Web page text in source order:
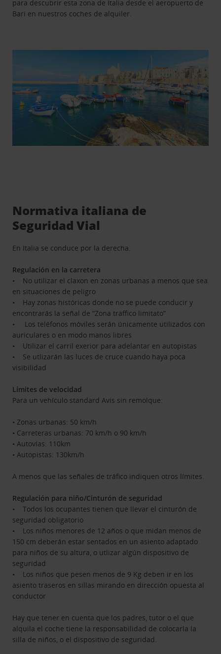
para descubrir esta zona de Italia desde el aeropuerto de
Bari en nuestros coches de alquiler.
Normativa italiana de
Seguridad Vial
En Italia se conduce por la derecha.
Regulación en la carretera
• No utilizar el claxon en zonas urbanas a menos que sea
en situaciones de peligro
• Hay zonas históricas donde no se puede conducir y
encontrarás la señal de “Zona traffico limitato”
• Los teléfonos móviles serán únicamente utilizados con
auriculares o en modo manos libres
• Utilizar el carril exerior para adelantar en autopistas
• Se utlizarán las luces de cruce cuando haya poca
visibilidad
Límites de velocidad
Para un vehículo standard Avis sin remolque:
• Zonas urbanas: 50 km/h
• Carreteras urbanas: 70 km/h o 90 km/h
• Autovías: 110km
• Autopistas: 130km/h
A menos que las señales de tráfico indiquen otros límites.
Regulación para niño/Cinturón de seguridad
• Todos los ocupantes tienen que llevar el cinturón de
seguridad obligatorio
• Los niños menores de 12 años o que midan menos de
150 cm deberán estar sentados en un asiento adaptado
para niños de su altura, o utlizar algún dispositivo de
seguridad
• Los niños que pesen menos de 9 Kg deben ir en los
asiento traseros en sillas mirando en dirección opuesta al
conductor
Hay que tener en cuenta que los padres, tutor o el que
alquila el coche tiene la responsabilidad de colocarla la
silla de niños, o el dispositivo de seguridad.